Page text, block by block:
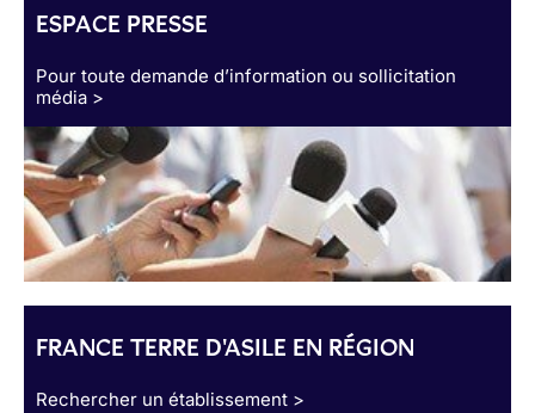
ESPACE PRESSE
Pour toute demande d’information ou sollicitation
média >
FRANCE TERRE D'ASILE EN RÉGION
Rechercher un établissement >